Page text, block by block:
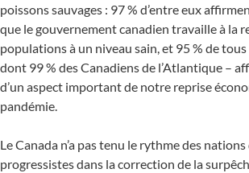
poissons sauvages : 97 % d’entre eux
que le gouvernement canadien travaille à la
populations à un niveau sain, et 95 % de tous
dont 99 % des Canadiens de l’Atlantique –
d’un aspect important de notre reprise
pandémie.
Le Canada n’a pas tenu le rythme des
progressistes dans la correction de la